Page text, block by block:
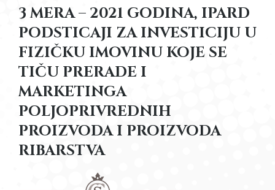
3 MERA – 2021 GODINA, IPARD
PODSTICAJI ZA INVESTICIJU U
FIZIČKU IMOVINU KOJE SE
TIČU PRERADE I
MARKETINGA
POLJOPRIVREDNIH
PROIZVODA I PROIZVODA
RIBARSTVA